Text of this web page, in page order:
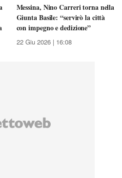
Messina, Nino Carreri torna nella
Giunta Basile: “servirò la città
con impegno e dedizione”
22 Giu 2026 | 16:08